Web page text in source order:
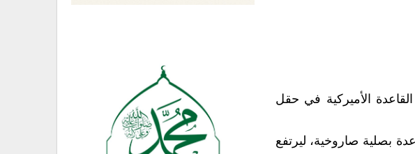
الأميركية في حقل
بصلية صاروخية، ليرتفع